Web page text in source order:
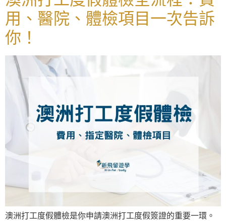
用、醫院、體檢項目一次告訴
你！
澳洲打工度假體檢是你申請澳洲打工度假簽證的重要一環。